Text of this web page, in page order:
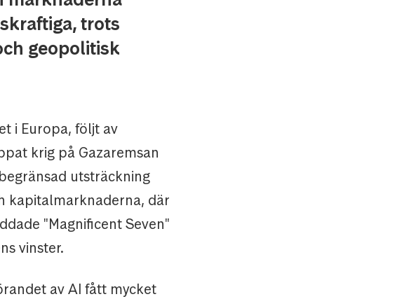
trots
geopolitisk
i Europa, följt av
krig på Gazaremsan
utsträckning
kapitalmarknaderna, där
"Magnificent Seven"
vinster.
av AI fått mycket